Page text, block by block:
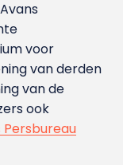
voor
van derden
van de
ook
Persbureau